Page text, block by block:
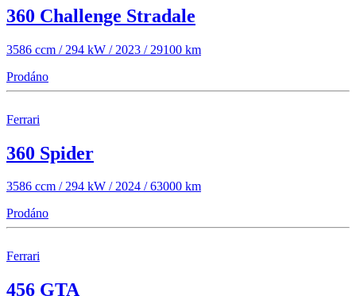
360 Challenge Stradale
3586 ccm / 294 kW / 2023 / 29100 km
Prodáno
Ferrari
360 Spider
3586 ccm / 294 kW / 2024 / 63000 km
Prodáno
Ferrari
456 GTA